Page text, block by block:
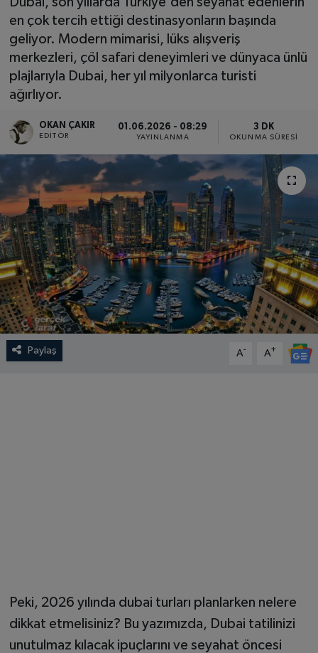
en çok tercih ettiği destinasyonların başında
geliyor. Modern mimarisi, lüks alışveriş
merkezleri, çöl safari deneyimleri ve dünyaca ünlü
plajlarıyla Dubai, her yıl milyonlarca turisti
ağırlıyor.
OKAN ÇAKIR
EDITÖR
01.06.2026 - 08:29
YAYINLANMA
3 DK
OKUNMA SÜRESI
Paylaş A- A+
Peki, 2026 yılında dubai turları planlarken nelere
dikkat etmelisiniz? Bu yazımızda, Dubai tatilinizi
unutulmaz kılacak ipuçlarını ve seyahat öncesi
SPOR
EKONOMİ
TEKNOLOJİ
YAŞAM